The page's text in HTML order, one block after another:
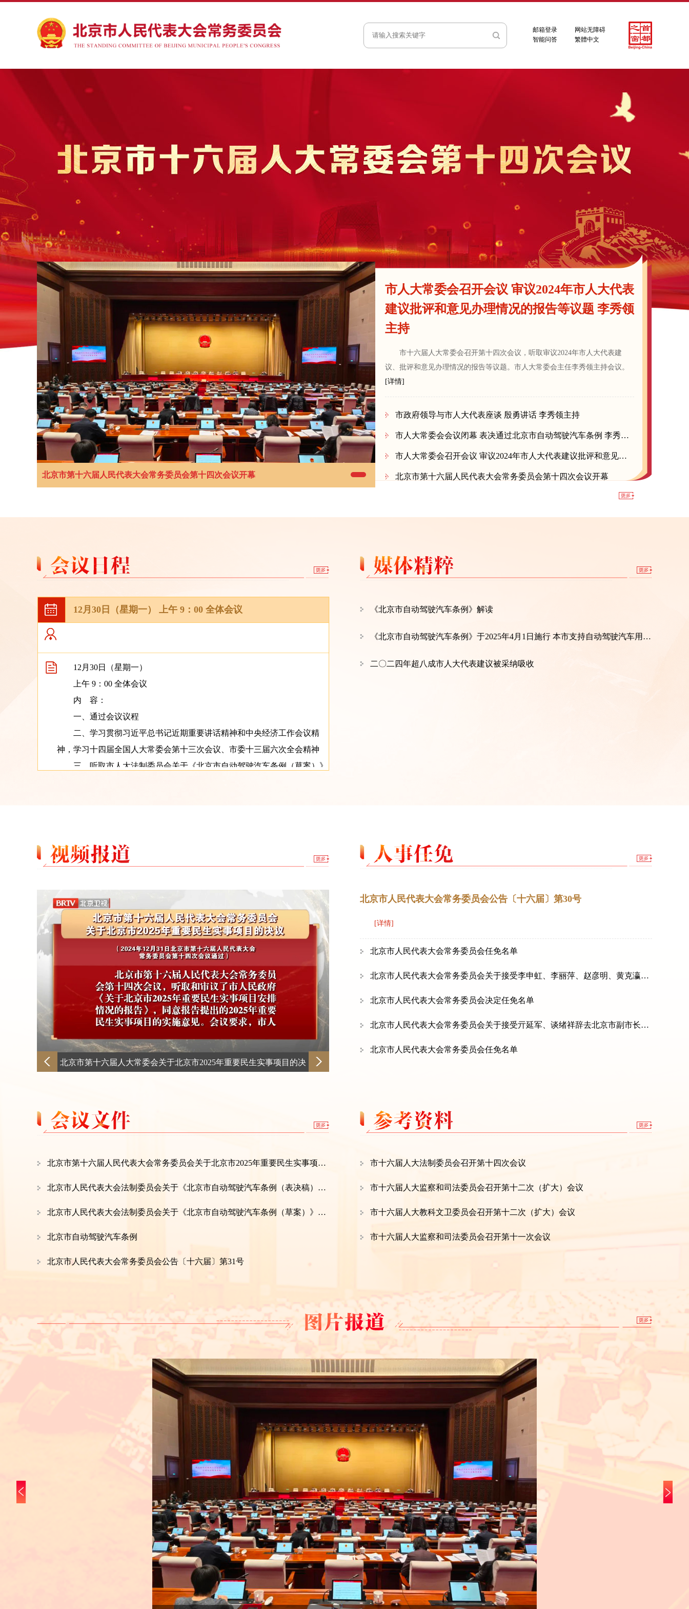
邮箱登录
网站无障碍
智能问答
繁體中文
北京市第十六届人民代表大会常务委员会第十四次会议开幕 北京市第十六届人民代表大会常务委员会第十四次会议开幕
市人大常委会召开会议 审议2024年市人大代表
建议批评和意见办理情况的报告等议题 李秀领
主持
市十六届人大常委会召开第十四次会议，听取审议2024年市人大代表建
议、批评和意见办理情况的报告等议题。市人大常委会主任李秀领主持会议。
[详情]
市政府领导与市人大代表座谈 殷勇讲话 李秀领主持
市人大常委会会议闭幕 表决通过北京市自动驾驶汽车条例 李秀领主持
市人大常委会召开会议 审议2024年市人大代表建议批评和意见办理情况的报告等议题 李秀领主持
北京市第十六届人民代表大会常务委员会第十四次会议开幕
12月30日（星期一） 上午 9：​00 全体会议
12月30日（星期一）
上午 9：00 全体会议
内 容：
一、通过会议议程
二、学习贯彻习近平总书记近期重要讲话精神和中央经济工作会议精
神，学习十四届全国人大常委会第十三次会议、市委十三届六次全会精神
三、听取市人大法制委员会关于《北京市自动驾驶汽车条例（草案）》
告
六、听取关于向市十六届人大三次会议所作的市人大常委会工作报告稿
下午 2：30 分组会议
内 容：
一、审议《北京市自动驾驶汽车条例（草案二次审议稿）》
二、审议市人大常委会、“一府两院”关于2024年北京市人大代表建议、
批评和意见办理情况的报告
三、审议市人民政府关于北京市2025年重要民生实事项目安排情况的报
告及相关决议草案
四、审议北京市人民代表大会常务委员会工作报告稿
12月31日（星期二）
上午 9：00 全体会议
内 容：
重要民生实事项目的决议（表决稿）》
三、审议表决北京市第十六届人民代表大会第三次会议议程（草案）
员会关于个别代表的代表资格的报告
六、进行宪法宣誓
七、审议表决北京市第十六届人民代表大会第三次会议主席团和秘书长
八、决定北京市第十六届人民代表大会第三次会议列席人员名单
（休息 10 分钟）
时 间：约 90 分钟
《北京市自动驾驶汽车条例》解读
《北京市自动驾驶汽车条例》于2025年4月1日施行 本市支持自动驾驶汽车用于个人乘用车出行
二〇二四年超八成市人大代表建议被采纳吸收
《北京市自动驾驶汽车条例》将于2025年4月1日起施行
北京市人民代表大会常务委员会公告〔十六届〕第30号
[详情]
北京市人民代表大会常务委员会任免名单
北京市人民代表大会常务委员会关于接受李申虹、李丽萍、赵彦明、黄克瀛辞去北京市第十六届人民代表大会常务委员会委员职务请求的决定
北京市人民代表大会常务委员会决定任免名单
北京市人民代表大会常务委员会关于接受亓延军、谈绪祥辞去北京市副市长职务请求的决定
北京市人民代表大会常务委员会任免名单
北京市第十六届人民代表大会常务委员会关于北京市2025年重要民生实事项目的决议
北京市人民代表大会法制委员会关于《北京市自动驾驶汽车条例（表决稿）》的说明
北京市人民代表大会法制委员会关于《北京市自动驾驶汽车条例（草案）》审议结果的报告
北京市自动驾驶汽车条例
北京市人民代表大会常务委员会公告〔十六届〕第31号
市十六届人大法制委员会召开第十四次会议
市十六届人大监察和司法委员会召开第十二次（扩大）会议
市十六届人大教科文卫委员会召开第十二次（扩大）会议
市十六届人大监察和司法委员会召开第十一次会议